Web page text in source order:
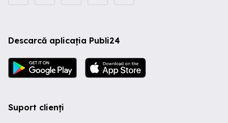
Descarcă aplicația Publi24
Suport clienți